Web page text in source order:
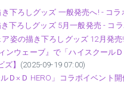
下ろしグッズ 一般発売へ! - コラ
下ろしグッズ 5月一般発売 - コ
姿の描き下ろしグッズ 12月発売
ンウェーブ』で「ハイスクール
】 (2025-09-19 07:00)
Ｄ×Ｄ HERO」コラボイベント